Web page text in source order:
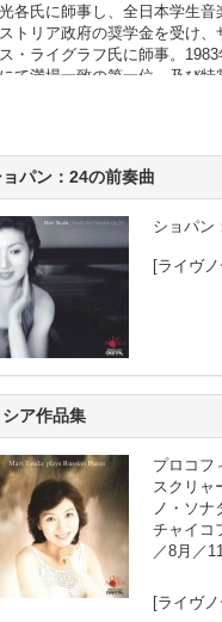
各氏に師事し、全日本学生
トリア政府の奨学金を受け
・ライグラフ氏に師事。
て満場一致の第一位、及び
、リサイタルでの活躍や、オ
ラとしては、読売日響、東
関西フィル、名古屋フィル、
ウィーン室内管、ドレスデン
との対話を大切にしたコンサ
ートを数多く行っている。CD
」に続き、2004年「ロシア作
で叙情性と豊かな詩情が高く
た。
ョパン：24の前奏曲
ショパン
[ライヴ
シア作品集
プロコフ
スクリャ
ノ・ソナ
チャイコ
／8月／
[ライヴ